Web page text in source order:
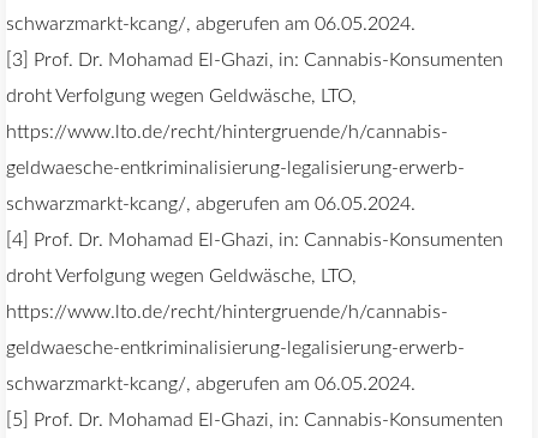
schwarzmarkt-kcang/, abgerufen am 06.05.2024.
[3] Prof. Dr. Mohamad El-Ghazi, in: Cannabis-Konsumenten
droht Verfolgung wegen Geldwäsche, LTO,
https://www.lto.de/recht/hintergruende/h/cannabis-
geldwaesche-entkriminalisierung-legalisierung-erwerb-
schwarzmarkt-kcang/, abgerufen am 06.05.2024.
[4] Prof. Dr. Mohamad El-Ghazi, in: Cannabis-Konsumenten
droht Verfolgung wegen Geldwäsche, LTO,
https://www.lto.de/recht/hintergruende/h/cannabis-
geldwaesche-entkriminalisierung-legalisierung-erwerb-
schwarzmarkt-kcang/, abgerufen am 06.05.2024.
[5] Prof. Dr. Mohamad El-Ghazi, in: Cannabis-Konsumenten